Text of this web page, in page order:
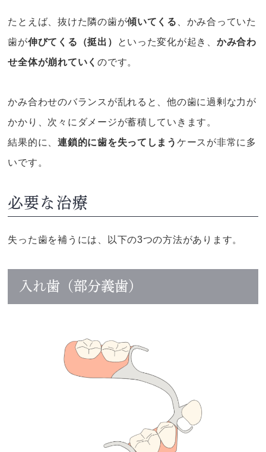
たとえば、抜けた隣の歯が傾いてくる
、かみ合っていた
歯が伸びてくる（挺出） といった変化が起き、 かみ合わ
せ全体が崩れていくのです。
かみ合わせのバランスが乱れると、他の歯に過剰な力が
かかり、次々にダメージが蓄積していきます。
結果的に、連鎖的に歯を失ってしまう ケースが非常に多
いです。
必要な治療
失った歯を補うには、以下の3つの方法があります。
入れ歯（部分義歯）